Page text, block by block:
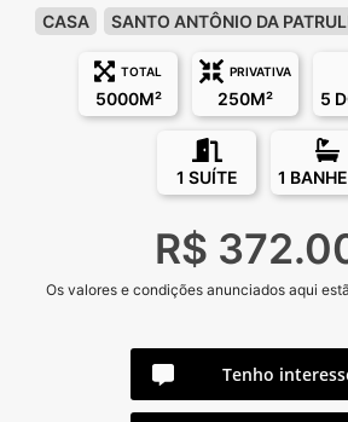
CASA SANTO ANTÔNIO DA
TOTAL
5000M²
PRIVATIVA
250M² 5
1 SUÍTE 1
R$
Os valores e condições anunciados aqui
Tenho